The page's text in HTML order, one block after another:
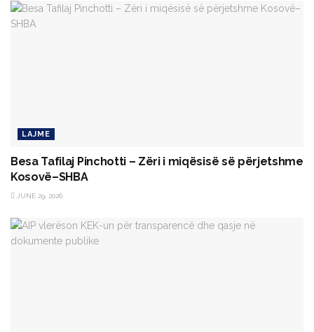
LAJME
Besa Tafilaj Pinchotti – Zëri i miqësisë së përjetshme
Kosovë–SHBA
JUNE 29, 2026